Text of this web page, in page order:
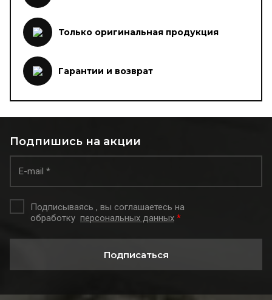
Только оригинальная продукция
Гарантии и возврат
Подпишись на акции
Подписываясь , вы соглашаетесь на
обработку персональных данных *
Подписаться